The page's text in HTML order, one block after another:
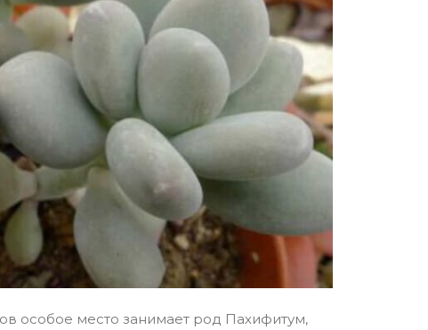
особое место занимает род Пахифитум,